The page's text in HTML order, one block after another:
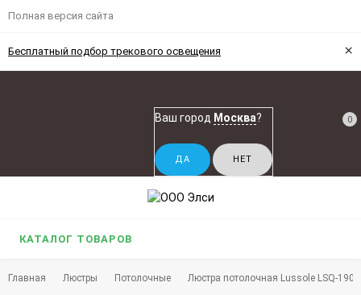
Полная версия сайта
Бесплатный подбор трекового освещения ×
Ваш город Москва? 0
КАТАЛОГ ТОВАРОВ
Главная Люстры Потолочные Люстра потолочная Lussole LSQ-